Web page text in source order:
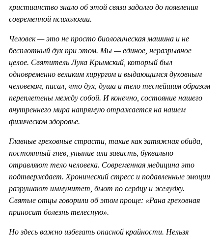
христианство знало об этой связи задолго до появления
современной психологии.
Человек — это не просто биологическая машина и не
бесплотный дух при этом. Мы — единое, неразрывное
целое. Святитель Лука Крымский, который был
одновременно великим хирургом и выдающимся духовным
человеком, писал, что дух, душа и тело теснейшим образом
переплетены между собой. И конечно, состояние нашего
внутреннего мира напрямую отражается на нашем
физическом здоровье.
Главные греховные страсти, такие как затяжная обида,
постоянный гнев, уныние или зависть, буквально
отравляют тело человека. Современная медицина это
подтверждает. Хронический стресс и подавленные эмоции
разрушают иммунитет, бьют по сердцу и желудку.
Святые отцы говорили об этом проще: «Рана греховная
приносит болезнь телесную».
Но здесь важно избегать опасной крайности. Нельзя